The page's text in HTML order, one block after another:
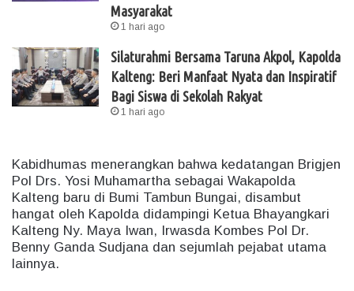
Masyarakat
1 hari ago
Silaturahmi Bersama Taruna Akpol, Kapolda
Kalteng: Beri Manfaat Nyata dan Inspiratif
Bagi Siswa di Sekolah Rakyat
1 hari ago
Kabidhumas menerangkan bahwa kedatangan Brigjen
Pol Drs. Yosi Muhamartha sebagai Wakapolda
Kalteng baru di Bumi Tambun Bungai, disambut
hangat oleh Kapolda didampingi Ketua Bhayangkari
Kalteng Ny. Maya Iwan, Irwasda Kombes Pol Dr.
Benny Ganda Sudjana dan sejumlah pejabat utama
lainnya.